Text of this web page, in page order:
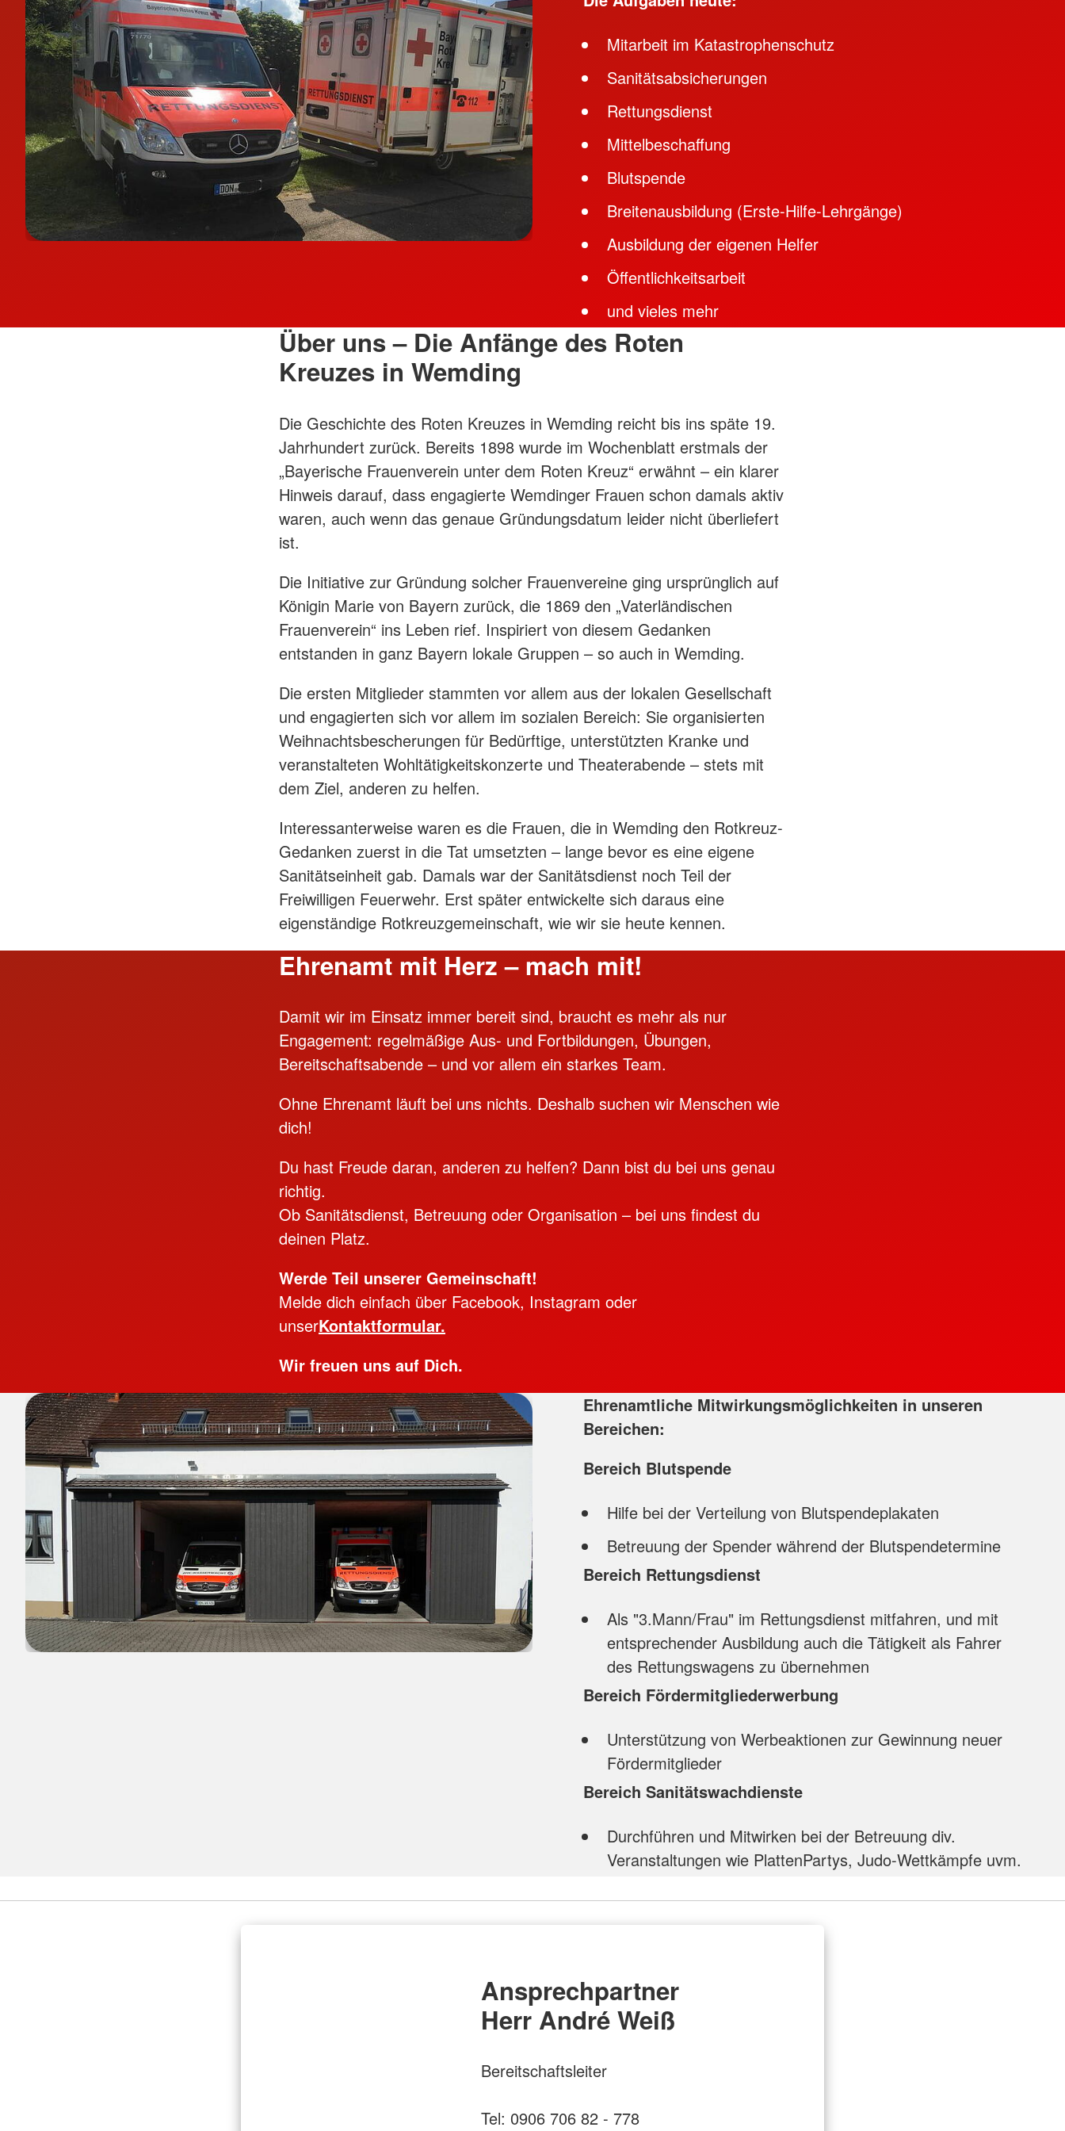
Mitarbeit im Katastrophenschutz
Sanitätsabsicherungen
Rettungsdienst
Mittelbeschaffung
Blutspende
Breitenausbildung (Erste-Hilfe-Lehrgänge)
Ausbildung der eigenen Helfer
Öffentlichkeitsarbeit
und vieles mehr
Über uns – Die Anfänge des Roten
Kreuzes in Wemding
Die Geschichte des Roten Kreuzes in Wemding reicht bis ins späte 19.
Jahrhundert zurück. Bereits 1898 wurde im Wochenblatt erstmals der
„Bayerische Frauenverein unter dem Roten Kreuz“ erwähnt – ein klarer
Hinweis darauf, dass engagierte Wemdinger Frauen schon damals aktiv
waren, auch wenn das genaue Gründungsdatum leider nicht überliefert
ist.
Die Initiative zur Gründung solcher Frauenvereine ging ursprünglich auf
Königin Marie von Bayern zurück, die 1869 den „Vaterländischen
Frauenverein“ ins Leben rief. Inspiriert von diesem Gedanken
entstanden in ganz Bayern lokale Gruppen – so auch in Wemding.
Die ersten Mitglieder stammten vor allem aus der lokalen Gesellschaft
und engagierten sich vor allem im sozialen Bereich: Sie organisierten
Weihnachtsbescherungen für Bedürftige, unterstützten Kranke und
veranstalteten Wohltätigkeitskonzerte und Theaterabende – stets mit
dem Ziel, anderen zu helfen.
Interessanterweise waren es die Frauen, die in Wemding den Rotkreuz-
Gedanken zuerst in die Tat umsetzten – lange bevor es eine eigene
Sanitätseinheit gab. Damals war der Sanitätsdienst noch Teil der
Freiwilligen Feuerwehr. Erst später entwickelte sich daraus eine
eigenständige Rotkreuzgemeinschaft, wie wir sie heute kennen.
Ehrenamt mit Herz – mach mit!
Damit wir im Einsatz immer bereit sind, braucht es mehr als nur
Engagement: regelmäßige Aus- und Fortbildungen, Übungen,
Bereitschaftsabende – und vor allem ein starkes Team.
Ohne Ehrenamt läuft bei uns nichts. Deshalb suchen wir Menschen wie
dich!
Du hast Freude daran, anderen zu helfen? Dann bist du bei uns genau
richtig.
Ob Sanitätsdienst, Betreuung oder Organisation – bei uns findest du
deinen Platz.
Werde Teil unserer Gemeinschaft!
Melde dich einfach über Facebook, Instagram oder
unserKontaktformular.
Wir freuen uns auf Dich.
Ehrenamtliche Mitwirkungsmöglichkeiten in unseren
Bereichen:
Bereich Blutspende
Hilfe bei der Verteilung von Blutspendeplakaten
Betreuung der Spender während der Blutspendetermine
Bereich Rettungsdienst
Als "3.Mann/Frau" im Rettungsdienst mitfahren, und mit
entsprechender Ausbildung auch die Tätigkeit als Fahrer
des Rettungswagens zu übernehmen
Bereich Fördermitgliederwerbung
Unterstützung von Werbeaktionen zur Gewinnung neuer
Fördermitglieder
Bereich Sanitätswachdienste
Durchführen und Mitwirken bei der Betreuung div.
Veranstaltungen wie PlattenPartys, Judo-Wettkämpfe uvm.
Ansprechpartner
Herr André Weiß
Bereitschaftsleiter
Tel: 0906 706 82 - 778